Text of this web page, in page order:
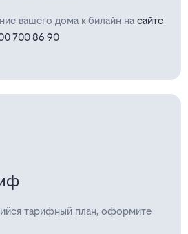
вашего дома к билайн на сайте
700 86 90
тарифный план, оформите